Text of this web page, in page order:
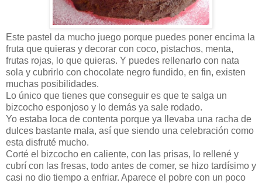
Este pastel da mucho juego porque puedes poner encima la
fruta que quieras y decorar con coco, pistachos, menta,
frutas rojas, lo que quieras. Y puedes rellenarlo con nata
sola y cubrirlo con chocolate negro fundido, en fin, existen
muchas posibilidades.
Lo único que tienes que conseguir es que te salga un
bizcocho esponjoso y lo demás ya sale rodado.
Yo estaba loca de contenta porque ya llevaba una racha de
dulces bastante mala, así que siendo una celebración como
esta disfruté mucho.
Corté el bizcocho en caliente, con las prisas, lo rellené y
cubrí con las fresas, todo antes de comer, se hizo tardísimo y
casi no dio tiempo a enfriar. Aparece el pobre con un poco